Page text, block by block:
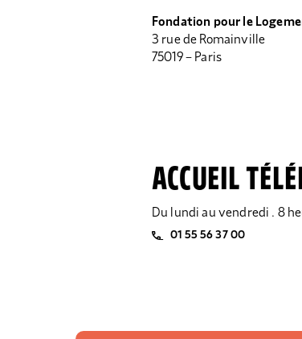
Fondation pour le
3 rue de Romainville
75019 – Paris
ACCUEIL
Du lundi au vendredi . 8
01 55 56 37 00